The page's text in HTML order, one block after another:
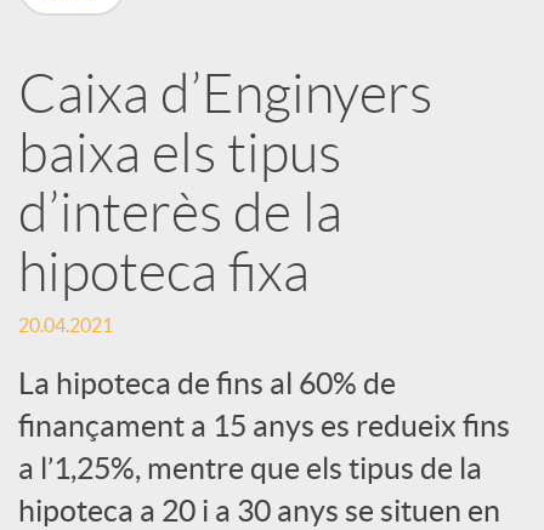
a
r
x
e
s
S
o
Caixa d’Enginyers
baixa els tipus
d’interès de la
hipoteca fixa
20.04.2021
La hipoteca de fins al 60% de
finançament a 15 anys es redueix fins
a l’1,25%, mentre que els tipus de la
hipoteca a 20 i a 30 anys se situen en